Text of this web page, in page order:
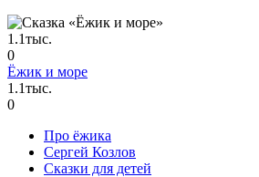
1.1тыс.
0
Ёжик и море
1.1тыс.
0
Про ёжика
Сергей Козлов
Сказки для детей